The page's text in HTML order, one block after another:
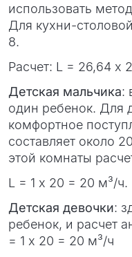
использовать
Для кухни-
8.
Расчет: L = 26,64 х
Детская мальчика:
один ребенок. Для
комфортное
составляет около
этой комнаты
L = 1 х 20 = 20 м³/ч.
Детская девочки:
ребенок, и расчет
= 1 х 20 = 20 м³/ч